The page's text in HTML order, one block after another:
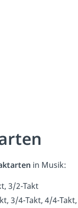
in Musik:
3/2-Takt
3/4-Takt, 4/4-